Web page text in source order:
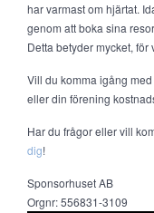
har varmast om hjärtat.
genom att boka sina
Detta betyder mycket, för
Vill du komma igång
eller din förening
Har du frågor eller vill
dig!
Sponsorhuset AB
Orgnr: 556831-3109